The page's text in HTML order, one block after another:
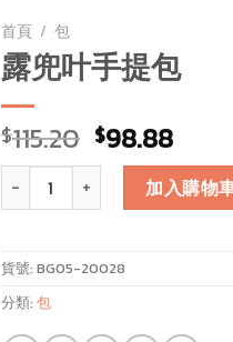
首頁 / 包
露兜叶手提包
$115.20 $98.88
露兜叶手提包 數量 加入購物
貨號: BG05-20028
分類: 包